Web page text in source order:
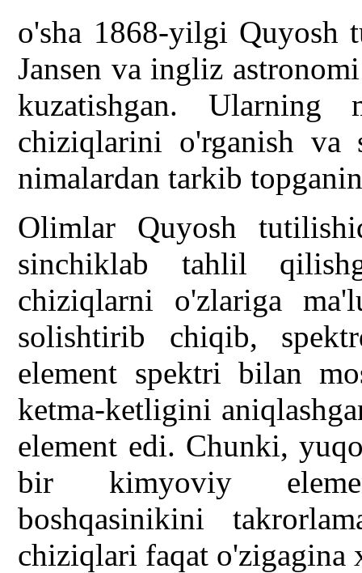
o'sha 1868-yilgi Quyosh
Jansen va ingliz
kuzatishgan. Ularning
chiziqlarini o'rganish
nimalardan tarkib
Olimlar Quyosh
sinchiklab tahlil
chiziqlarni o'zlariga
solishtirib chiqib,
element spektri bilan
ketma-ketligini
element edi. Chunki,
bir kimyoviy
boshqasinikini
chiziqlari faqat o'zigagina